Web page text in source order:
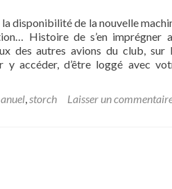
disponibilité de la nouvelle
Histoire de s’en imprégner
des autres avions du club, sur
y accéder, d’être loggé avec
,storch Laisser un